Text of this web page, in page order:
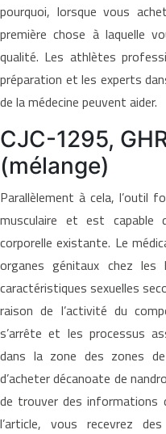
pourquoi, lorsque vous
première chose à laquelle
qualité. Les athlètes
préparation et les experts
de la médecine peuvent aider.
CJC-1295,
(mélange)
Parallèlement à cela, l’outil
musculaire et est capable
corporelle existante. Le
organes génitaux chez les
caractéristiques sexuelles
raison de l’activité du
s’arrête et les processus
dans la zone des zones
d’acheter décanoate de
de trouver des informations
l’article, vous recevrez